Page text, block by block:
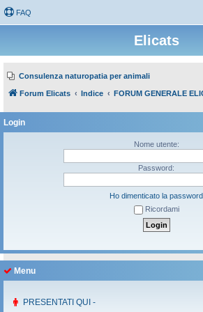
FAQ
Elicats
Consulenza naturopatia per animali
Forum Elicats Indice FORUM GENERALE
Login
Nome utente:
Password:
Ho dimenticato la password
Ricordami
Menu
PRESENTATI QUI -